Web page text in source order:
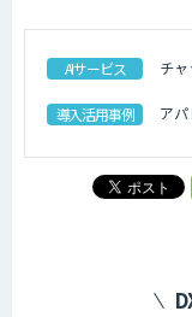
AIサービス チ
導入活用事例 ア